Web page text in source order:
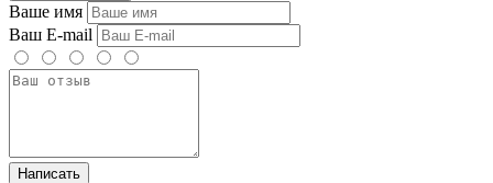
Ваше имя
Ваш E-mail
Написать